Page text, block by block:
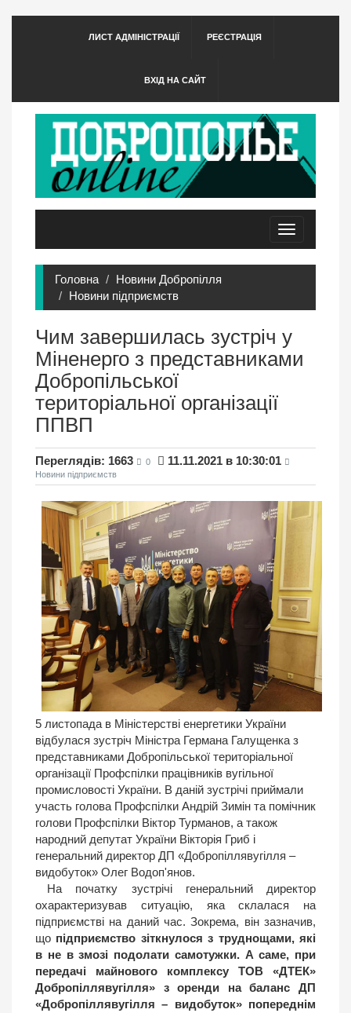
ЛИСТ АДМІНІСТРАЦІЇ РЕЄСТРАЦІЯ
ВХІД НА САЙТ
Toggle
navigation
Головна
Новини Добропілля
Новини підприємств
Чим завершилась зустріч у
Міненерго з представниками
Добропільської
територіальної організації
ППВП
Переглядів: 1663 0 11.11.2021 в 10:30:01
Новини підприємств
5 листопада в Міністерстві енергетики України
відбулася зустріч Міністра Германа Галущенка з
представниками Добропільської територіальної
організації Профспілки працівників вугільної
промисловості України. В даній зустрічі приймали
участь голова Профспілки Андрій Зимін та помічник
голови Профспілки Віктор Турманов, а також
народний депутат України Вікторія Гриб і
генеральний директор ДП «Добропіллявугілля –
видобуток» Олег Водоп'янов.
На початку зустрічі генеральний директор
охарактеризував ситуацію, яка склалася на
підприємстві на даний час. Зокрема, він зазначив,
що підприємство зіткнулося з труднощами, які
в не в змозі подолати самотужки. А саме, при
передачі майнового комплексу ТОВ «ДТЕК»
Добропіллявугілля» з оренди на баланс ДП
«Добропіллявугілля – видобуток» попереднім